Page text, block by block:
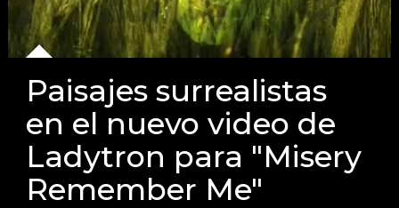
Paisajes surrealistas
en el nuevo video de
Ladytron para "Misery
Remember Me"